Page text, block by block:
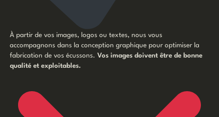
À partir de vos images, logos ou textes, nous vous
accompagnons dans la conception graphique pour optimiser la
fabrication de vos écussons. Vos images doivent être de bonne
qualité et exploitables.